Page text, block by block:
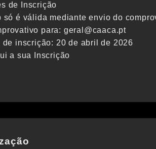
de Inscrição
só é válida mediante envio do
para: geral@caaca.pt
de inscrição: 20 de abril de 2026
a sua Inscrição